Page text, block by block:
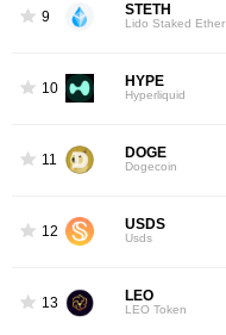
9 STETH
Lido Staked Ether
10 HYPE
Hyperliquid
11 DOGE
Dogecoin
12 USDS
Usds
13 LEO
LEO Token